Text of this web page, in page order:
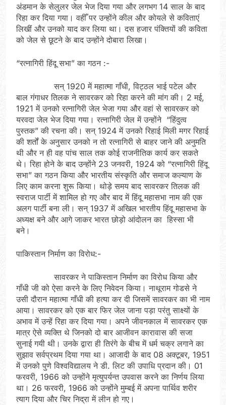
अंडमान के सेलुलर जेल भेज दिया गया और लगभग 14 साल के बाद
रिहा कर दिया गया। वहीँ पर उन्होंने कील और कोयले से कविताएं
लिखीं और उनको याद कर लिया था। दस हजार पंक्तियों की कविता
को जेल से छूटने के बाद उन्होंने दोबारा लिखा।
“रत्नागिरी हिंदू सभा” का गठन :-
सन् 1920 में महात्मा गाँधी, विट्ठल भाई पटेल और
बाल गंगाधर तिलक ने सावरकर को रिहा करने की मांग की। 2 मई,
1921 में उनको रत्नागिरी जेल भेजा गया और वहां से सावरकर को
यरवदा जेल भेज दिया गया। रत्नागिरी जेल में उन्होंने “हिंदुत्व
पुस्तक” की रचना की। सन् 1924 में उनको रिहाई मिली मगर रिहाई
की शर्तों के अनुसार उनको न तो रत्नागिरी से बाहर जाने की अनुमति
थी और न ही वह पांच साल तक कोई राजनीतिक कार्य कर सकते
थे। रिहा होने के बाद उन्होंने 23 जनवरी, 1924 को “रत्नागिरी हिंदू
सभा” का गठन किया और भारतीय संस्कृति और समाज कल्याण के
लिए काम करना शुरू किया। थोड़े समय बाद सावरकर तिलक की
स्वराज पार्टी में शामिल हो गए और बाद में हिंदू महासभा नाम की एक
अलग पार्टी बना ली। सन् 1937 में अखिल भारतीय हिंदू महासभा के
अध्यक्ष बने और आगे जाकर भारत छोड़ो आंदोलन का हिस्सा भी
बने।
पाकिस्तान निर्माण का विरोध:-
सावरकर ने पाकिस्तान निर्माण का विरोध किया और
गाँधी जी को ऐसा करने के लिए निवेदन किया। नाथूराम गोडसे ने
उसी दौरान महात्मा गाँधी की हत्या कर दी जिसमें सावरकर का भी नाम
आया। सावरकर को एक बार फिर जेल जाना पड़ा परंतु साक्ष्यों के
अभाव में उन्हें रिहा कर दिया गया। अपने जीवनकाल में सावरकर एक
मात्र ऐसे व्यक्ति थे जिनको दो बार आजीवन कारावास की सजा
सुनाई गयी थी। उनके द्वारा ही तिरंगे के बीच में धर्म चक्र लगाने का
सुझाव सर्वप्रथम दिया गया था। आजादी के बाद 08 अक्टूबर, 1951
में उनको पुणे विश्वविद्यालय ने डी. लिट की उपाधि प्रदान की। 01
फरवरी, 1966 को उन्होंने मृत्युपर्यन्त उपवास करने का निर्णय लिया
था। 26 फरवरी, 1966 को उन्होंने मुम्बई में अपना पार्थिव शरीर
त्याग दिया और चिर निद्रा में लीन हो गए।